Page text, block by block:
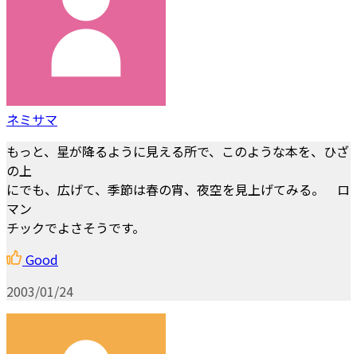
ネミサマ
もっと、星が降るように見える所で、このような本を、ひざ
の上
にでも、広げて、季節は春の宵、夜空を見上げてみる。 ロ
マン
チックでよさそうです。
Good
2003/01/24